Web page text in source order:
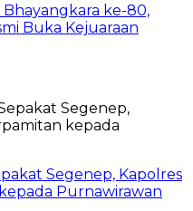
ke-80,
Buka Kejuaraan
Segenep, Kapolres
Purnawirawan